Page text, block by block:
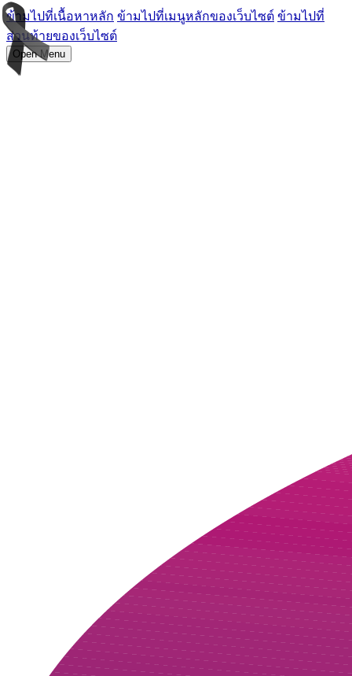
ข้ามไปที่เนื้อหาหลัก ข้ามไปที่เมนูหลักของเว็บไซต์ ข้ามไปที่
ส่วนท้ายของเว็บไซต์
Open Menu